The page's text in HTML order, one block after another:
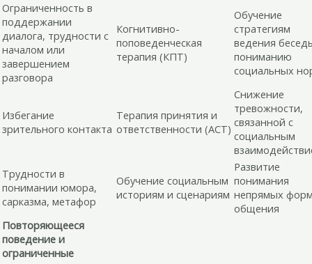
Ограниченность в
поддержании
диалога, трудности с
началом или
завершением
разговора
Когнитивно-
поповеденческая
терапия (КПТ)
Обучение
стратегиям
ведения
пониманию
социальных
Избегание
зрительного контакта
Терапия принятия и
ответственности (ACT)
Снижение
тревожности,
связанной с
социальным
Трудности в
понимании юмора,
сарказма, метафор
Обучение социальным
историям и сценариям
Развитие
понимания
непрямых
общения
Повторяющееся
поведение и
ограниченные